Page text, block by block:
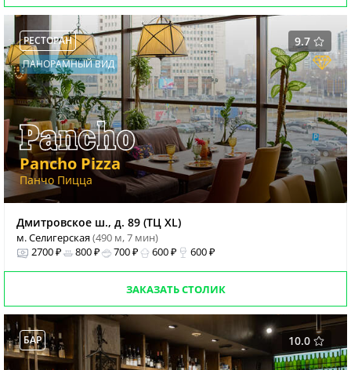
9.7
РЕСТОРАН
ПАНОРАМНЫЙ ВИД
Pancho Pizza
Панчо Пицца
Дмитровское ш., д. 89 (ТЦ XL)
м. Селигерская(490 м, 7 мин)
2700 ₽
800 ₽ 700 ₽ 600 ₽ 600 ₽
ЗАКАЗАТЬ СТОЛИК
10.0
БАР